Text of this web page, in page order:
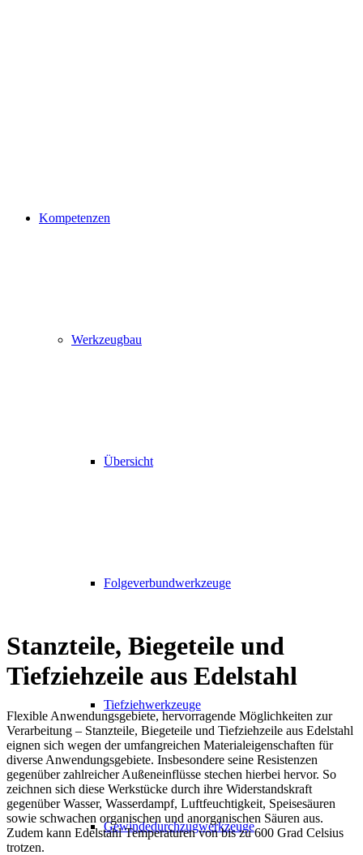
Kompetenzen
Werkzeugbau
Übersicht
Folgeverbundwerkzeuge
Tiefziehwerkzeuge
Gewindedurchzugwerkzeuge
Stanzteile, Biegeteile und
Tiefziehzeile aus Edelstahl
Flexible Anwendungsgebiete, hervorragende Möglichkeiten zur
Verarbeitung – Stanzteile, Biegeteile und Tiefziehzeile aus Edelstahl
eignen sich wegen der umfangreichen Materialeigenschaften für
diverse Anwendungsgebiete. Insbesondere seine Resistenzen
gegenüber zahlreicher Außeneinflüsse stechen hierbei hervor. So
zeichnen sich diese Werkstücke durch ihre Widerstandskraft
gegenüber Wasser, Wasserdampf, Luftfeuchtigkeit, Speisesäuren
sowie schwachen organischen und anorganischen Säuren aus.
Zudem kann Edelstahl Temperaturen von bis zu 600 Grad Celsius
trotzen.